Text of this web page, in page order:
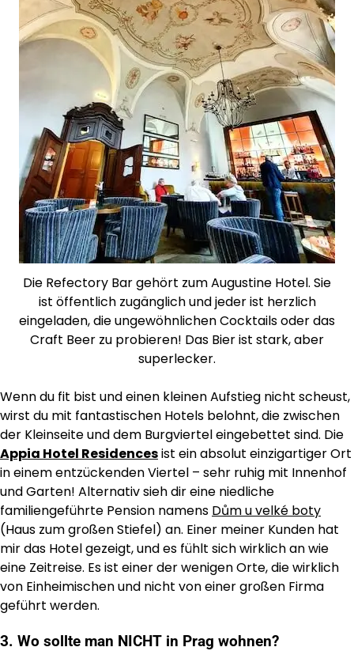
Die Refectory Bar gehört zum Augustine Hotel. Sie
ist öffentlich zugänglich und jeder ist herzlich
eingeladen, die ungewöhnlichen Cocktails oder das
Craft Beer zu probieren! Das Bier ist stark, aber
superlecker.
Wenn du fit bist und einen kleinen Aufstieg nicht scheust,
wirst du mit fantastischen Hotels belohnt, die zwischen
der Kleinseite und dem Burgviertel eingebettet sind. Die
Appia Hotel Residencesist ein absolut einzigartiger Ort
in einem entzückenden Viertel – sehr ruhig mit Innenhof
und Garten! Alternativ sieh dir eine niedliche
familiengeführte Pension namens Dům u velké boty
(Haus zum großen Stiefel) an. Einer meiner Kunden hat
mir das Hotel gezeigt, und es fühlt sich wirklich an wie
eine Zeitreise. Es ist einer der wenigen Orte, die wirklich
von Einheimischen und nicht von einer großen Firma
geführt werden.
3. Wo sollte man NICHT in Prag wohnen?